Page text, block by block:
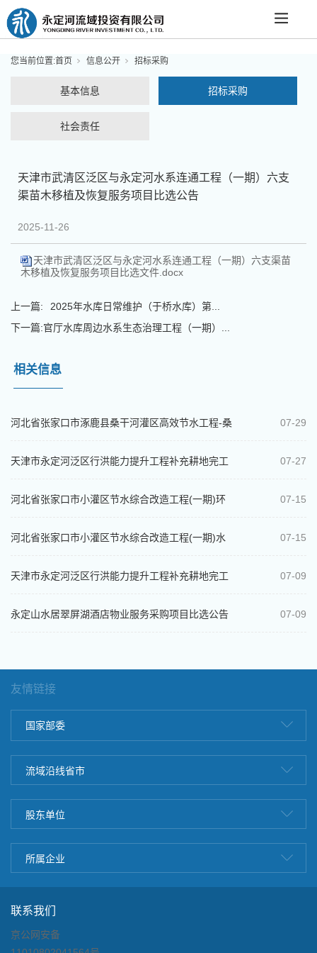
您当前位置:首页 信息公开 招标采购
基本信息 招标采购
社会责任
天津市武清区泛区与永定河水系连通工程（一期）六支
渠苗木移植及恢复服务项目比选公告
2025-11-26
天津市武清区泛区与永定河水系连通工程（一期）六支渠苗
木移植及恢复服务项目比选文件.docx
上一篇:
2025年水库日常维护（于桥水库）第...
下一篇:官厅水库周边水系生态治理工程（一期）...
相关信息
河北省张家口市涿鹿县桑干河灌区高效节水工程-桑
07-29
天津市永定河泛区行洪能力提升工程补充耕地完工
07-27
河北省张家口市小灌区节水综合改造工程(一期)环
07-15
河北省张家口市小灌区节水综合改造工程(一期)水
07-15
天津市永定河泛区行洪能力提升工程补充耕地完工
07-09
永定山水居翠屏湖酒店物业服务采购项目比选公告 07-09
友情链接
国家部委
流域沿线省市
股东单位
所属企业
联系我们
京公网安备